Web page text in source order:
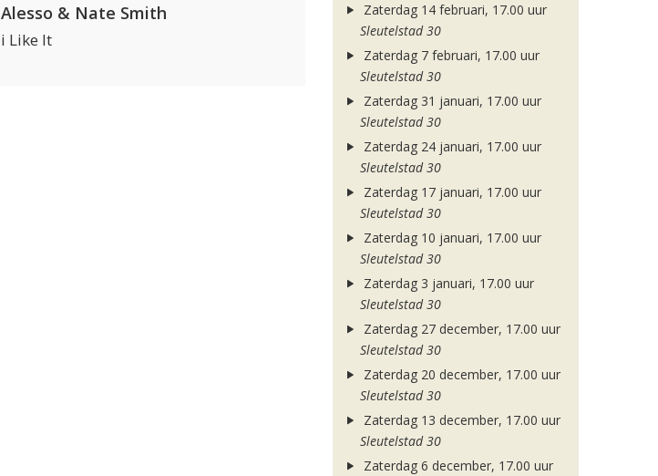
Alesso & Nate Smith
i Like It
Zaterdag 14 februari, 17.00 uur
Sleutelstad 30
Zaterdag 7 februari, 17.00 uur
Sleutelstad 30
Zaterdag 31 januari, 17.00 uur
Sleutelstad 30
Zaterdag 24 januari, 17.00 uur
Sleutelstad 30
Zaterdag 17 januari, 17.00 uur
Sleutelstad 30
Zaterdag 10 januari, 17.00 uur
Sleutelstad 30
Zaterdag 3 januari, 17.00 uur
Sleutelstad 30
Zaterdag 27 december, 17.00 uur
Sleutelstad 30
Zaterdag 20 december, 17.00 uur
Sleutelstad 30
Zaterdag 13 december, 17.00 uur
Sleutelstad 30
Zaterdag 6 december, 17.00 uur